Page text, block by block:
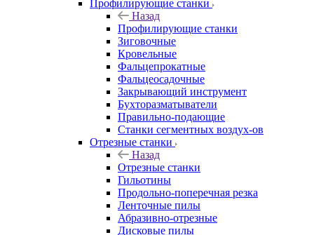
Профилирующие станки
Назад
Профилирующие станки
Зиговочные
Кровельные
Фальцепрокатные
Фальцеосадочные
Закрывающий инструмент
Бухторазматыватели
Правильно-подающие
Станки сегментных воздух-ов
Отрезные станки
Назад
Отрезные станки
Гильотины
Продольно-поперечная резка
Ленточные пилы
Абразивно-отрезные
Дисковые пилы